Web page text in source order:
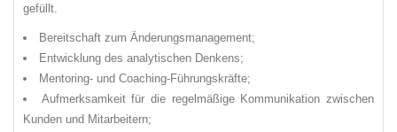
gefüllt.
Bereitschaft zum Änderungsmanagement;
Entwicklung des analytischen Denkens;
Mentoring- und Coaching-Führungskräfte;
Aufmerksamkeit für die regelmäßige Kommunikation zwischen
Kunden und Mitarbeitern;